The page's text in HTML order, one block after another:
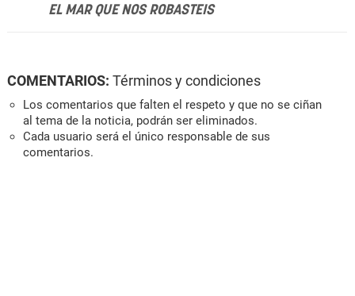
EL MAR QUE NOS ROBASTEIS
COMENTARIOS: Términos y condiciones
Los comentarios que falten el respeto y que no se ciñan
al tema de la noticia, podrán ser eliminados.
Cada usuario será el único responsable de sus
comentarios.